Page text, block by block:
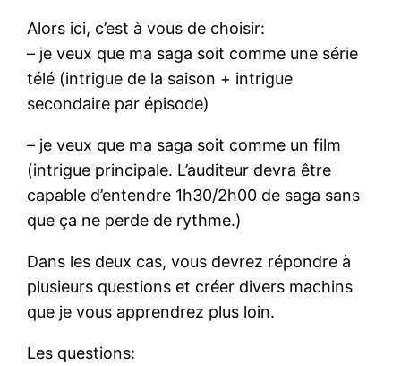
Alors ici, c’est à vous de choisir:
– je veux que ma saga soit comme une série
télé (intrigue de la saison + intrigue
secondaire par épisode)
– je veux que ma saga soit comme un film
(intrigue principale. L’auditeur devra être
capable d’entendre 1h30/2h00 de saga sans
que ça ne perde de rythme.)
Dans les deux cas, vous devrez répondre à
plusieurs questions et créer divers machins
que je vous apprendrez plus loin.
Les questions: